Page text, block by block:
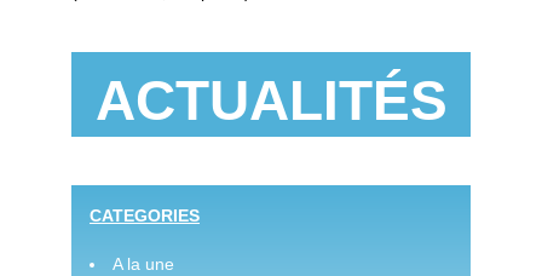
ACTUALITÉS
CATEGORIES
A la une